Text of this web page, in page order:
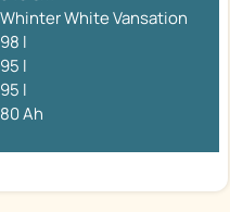
Whinter White Vansation
98 l
95 l
95 l
80 Ah